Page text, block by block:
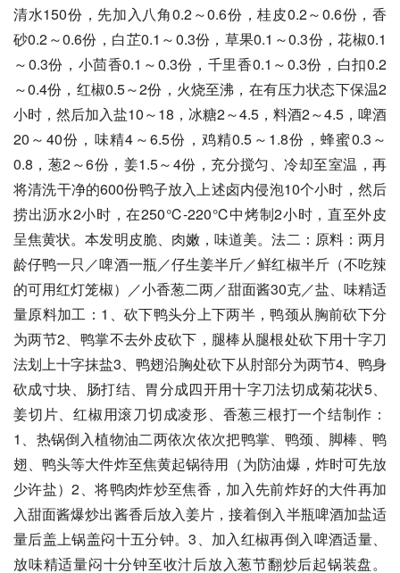
清水150份，先加入八角0.2～0.6份，桂皮0.2～0.6份，香
砂0.2～0.6份，白芷0.1～0.3份，草果0.1～0.3份，花椒0.1
～0.3份，小茴香0.1～0.3份，千里香0.1～0.3份，白扣0.2
～0.4份，红椒0.5～2份，火烧至沸，在有压力状态下保温2
小时，然后加入盐10～18，冰糖2～4.5，料酒2～4.5，啤酒
20～40份，味精4～6.5份，鸡精0.5～1.8份，蜂蜜0.3～
0.8，葱2～6份，姜1.5～4份，充分搅匀、冷却至室温，再
将清洗干净的600份鸭子放入上述卤内侵泡10个小时，然后
捞出沥水2小时，在250℃-220℃中烤制2小时，直至外皮
呈焦黄状。本发明皮脆、肉嫩，味道美。法二：原料：两月
龄仔鸭一只／啤酒一瓶／仔生姜半斤／鲜红椒半斤（不吃辣
的可用红灯笼椒）／小香葱二两／甜面酱30克／盐、味精适
量原料加工：1、砍下鸭头分上下两半，鸭颈从胸前砍下分
为两节2、鸭掌不去外皮砍下，腿棒从腿根处砍下用十字刀
法划上十字抹盐3、鸭翅沿胸处砍下从肘部分为两节4、鸭身
砍成寸块、肠打结、胃分成四开用十字刀法切成菊花状5、
姜切片、红椒用滚刀切成凌形、香葱三根打一个结制作：
1、热锅倒入植物油二两依次依次把鸭掌、鸭颈、脚棒、鸭
翅、鸭头等大件炸至焦黄起锅待用（为防油爆，炸时可先放
少许盐）2、将鸭肉炸炒至焦香，加入先前炸好的大件再加
入甜面酱爆炒出酱香后放入姜片，接着倒入半瓶啤酒加盐适
量后盖上锅盖闷十五分钟。3、加入红椒再倒入啤酒适量、
放味精适量闷十分钟至收汁后放入葱节翻炒后起锅装盘。